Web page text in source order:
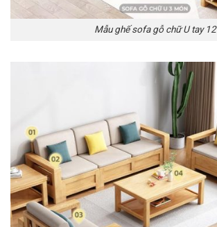
Mẫu ghế sofa gỗ chữ U tay 12